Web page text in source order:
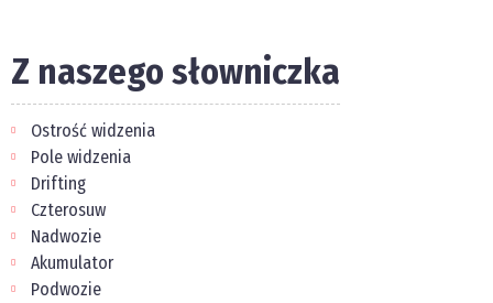
Z naszego słowniczka
Ostrość widzenia
Pole widzenia
Drifting
Czterosuw
Nadwozie
Akumulator
Podwozie